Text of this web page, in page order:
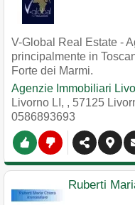
V-Global Real Estate -
principalmente in
Forte dei Marmi.
Agenzie Immobiliari
Livorno LI, , 57125
0586893693
Ruberti